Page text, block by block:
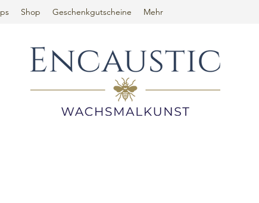
Shop Geschenkgutscheine Mehr